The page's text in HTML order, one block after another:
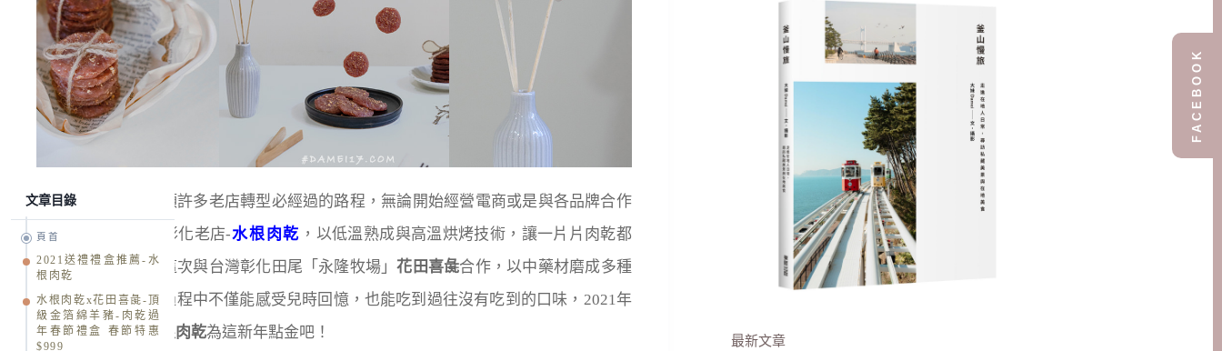
老店新巧思是這年頭許多老店轉型必經過的路程，無論開始經營電商或是與各品牌合作
都各有人在，來自彰化老店-水根肉乾 ，以低溫熟成與高溫烘烤技術，讓一片片肉乾都
能有著Ｑ彈口感，這次與台灣彰化田尾「永隆牧場」花田喜彘合作，以中藥材磨成多種
辛香料，在品嚐的過程中不僅能感受兒時回憶，也能吃到過往沒有吃到的口味，2021年
的過年送禮，用水根肉乾為這新年點金吧！ 最新文章
FACEBOOK
文章目錄
頁首
2021送禮禮盒推薦-水
根肉乾
水根肉乾x花田喜彘-頂
級金箔綿羊豬-肉乾過
年春節禮盒 春節特惠
$999